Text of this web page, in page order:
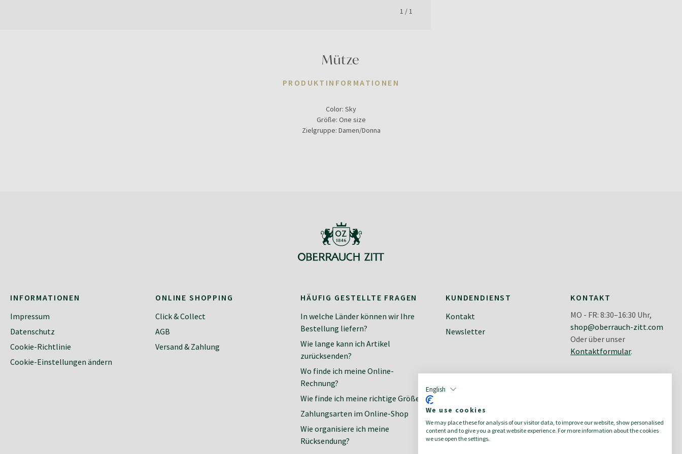
English
We use cookies
We may place these for analysis of our visitor data, to improve our website, show personalised
content and to give you a great website experience. For more information about the cookies
we use open the settings.
1 /1
Mütze
PRODUKTINFORMATIONEN
Color: Sky
Größe: One size
Zielgruppe: Damen/Donna
INFORMATIONEN
Impressum
Datenschutz
Cookie-Richtlinie
Cookie-Einstellungen ändern
ONLINE SHOPPING
Click & Collect
AGB
Versand & Zahlung
HÄUFIG GESTELLTE FRAGEN
In welche Länder können wir Ihre
Bestellung liefern?
Wie lange kann ich Artikel
zurücksenden?
Wo finde ich meine Online-
Rechnung?
Wie finde ich meine richtige Größe?
Zahlungsarten im Online-Shop
Wie organisiere ich meine
Rücksendung?
KUNDENDIENST
Kontakt
Newsletter
KONTAKT
MO - FR: 8:30–16:30 Uhr,
shop@oberrauch-zitt.com
Oder über unser
Kontaktformular.